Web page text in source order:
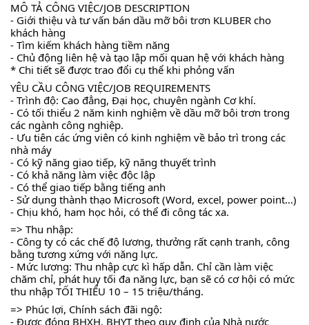
MÔ TẢ CÔNG VIỆC/JOB DESCRIPTION
- Giới thiệu và tư vấn bán dầu mỡ bôi trơn KLUBER cho
khách hàng
- Tìm kiếm khách hàng tiềm năng
- Chủ động liên hệ và tạo lập mối quan hệ với khách hàng
* Chi tiết sẽ được trao đổi cụ thể khi phỏng vấn
YÊU CẦU CÔNG VIỆC/JOB REQUIREMENTS
- Trình độ: Cao đẳng, Đại học, chuyên ngành Cơ khí.
- Có tối thiểu 2 năm kinh nghiệm về dầu mỡ bôi trơn trong
các ngành công nghiệp.
- Ưu tiên các ứng viên có kinh nghiệm về bảo trì trong các
nhà máy
- Có kỹ năng giao tiếp, kỹ năng thuyết trình
- Có khả năng làm việc độc lập
- Có thể giao tiếp bằng tiếng anh
- Sử dụng thành thạo Microsoft (Word, excel, power point...)
- Chịu khó, ham học hỏi, có thể đi công tác xa.
=> Thu nhập:
- Công ty có các chế độ lương, thưởng rất cạnh tranh, công
bằng tương xứng với năng lực.
- Mức lương: Thu nhập cực kì hấp dẫn. Chỉ cần làm việc
chăm chỉ, phát huy tối đa năng lực, bạn sẽ có cơ hội có mức
thu nhập TỐI THIỂU 10 – 15 triệu/tháng.
=> Phúc lợi, Chính sách đãi ngộ:
- Được đóng BHXH, BHYT theo quy định của Nhà nước